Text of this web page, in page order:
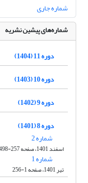
شماره جاری
شماره‌های پیشین نشریه
دوره 11 (1404)
دوره 10 (1403)
دوره 9 (1402)
دوره 8 (1401)
شماره 2
اسفند 1401، صفحه 257-498
شماره 1
تیر 1401، صفحه 1-256